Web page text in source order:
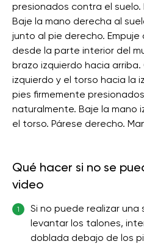
presionados contra el
Baje la mano derecha al
junto al pie derecho.
desde la parte interior del
brazo izquierdo hacia
izquierdo y el torso hacia la
pies firmemente
naturalmente. Baje la mano
el torso. Párese derecho.
Qué hacer si no se
video
1
Si no puede realizar
levantar los talones,
doblada debajo de los